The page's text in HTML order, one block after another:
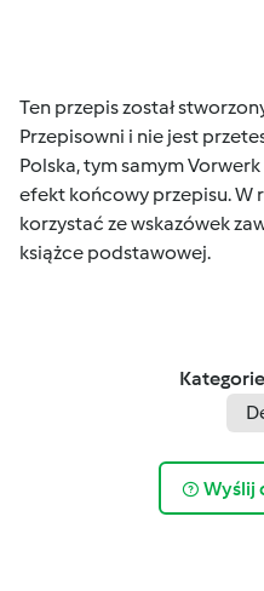
Ten przepis został
Przepisowni i nie jest
Polska, tym samym
efekt końcowy przepisu. W
korzystać ze wskazówek
książce podstawowej.
Wyślij